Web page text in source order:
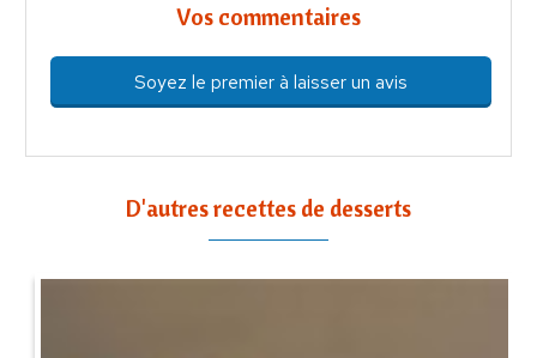
Vos commentaires
Soyez le premier à laisser un avis
D'autres recettes de desserts